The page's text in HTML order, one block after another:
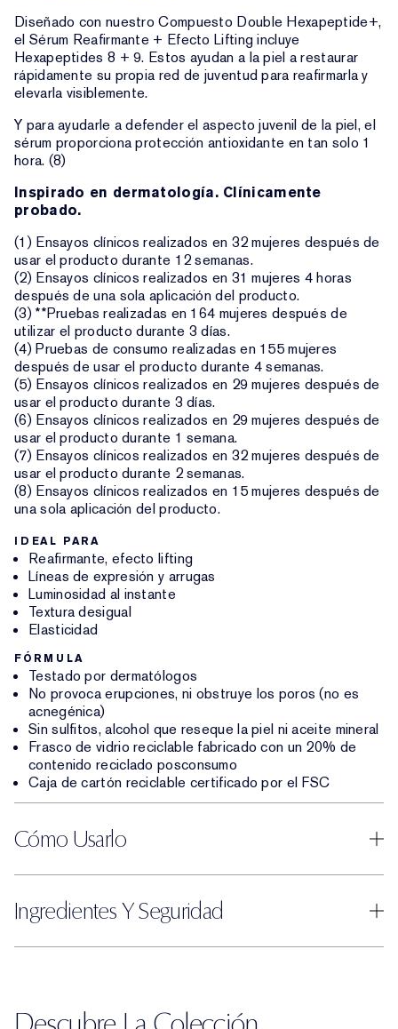
Diseñado con nuestro Compuesto Double Hexapeptide+,
el Sérum Reafirmante + Efecto Lifting incluye
Hexapeptides 8 + 9. Estos ayudan a la piel a restaurar
rápidamente su propia red de juventud para reafirmarla y
elevarla visiblemente.
Y para ayudarle a defender el aspecto juvenil de la piel, el
sérum proporciona protección antioxidante en tan solo 1
hora. (8)
Inspirado en dermatología. Clínicamente
probado.
(1) Ensayos clínicos realizados en 32 mujeres después de
usar el producto durante 12 semanas.
(2) Ensayos clínicos realizados en 31 mujeres 4 horas
después de una sola aplicación del producto.
(3) **Pruebas realizadas en 164 mujeres después de
utilizar el producto durante 3 días.
(4) Pruebas de consumo realizadas en 155 mujeres
después de usar el producto durante 4 semanas.
(5) Ensayos clínicos realizados en 29 mujeres después de
usar el producto durante 3 días.
(6) Ensayos clínicos realizados en 29 mujeres después de
usar el producto durante 1 semana.
(7) Ensayos clínicos realizados en 32 mujeres después de
usar el producto durante 2 semanas.
(8) Ensayos clínicos realizados en 15 mujeres después de
una sola aplicación del producto.
IDEAL PARA
Reafirmante, efecto lifting
Líneas de expresión y arrugas
Luminosidad al instante
Textura desigual
Elasticidad
FÓRMULA
Testado por dermatólogos
No provoca erupciones, ni obstruye los poros (no es
acnegénica)
Sin sulfitos, alcohol que reseque la piel ni aceite mineral
Frasco de vidrio reciclable fabricado con un 20% de
contenido reciclado posconsumo
Caja de cartón reciclable certificado por el FSC
Cómo Usarlo
Ingredientes Y Seguridad